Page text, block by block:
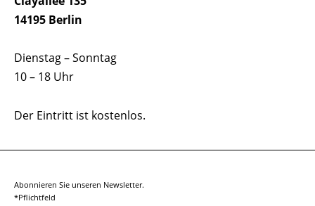
14195 Berlin
Dienstag – Sonntag
10 – 18 Uhr
Der Eintritt ist kostenlos.
Abonnieren Sie unseren Newsletter.
*Pflichtfeld